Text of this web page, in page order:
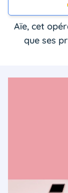
Aïe, cet
que ses